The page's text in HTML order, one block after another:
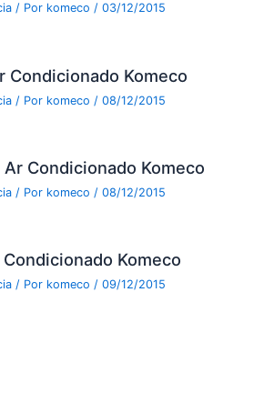
/ Por komeco/03/12/2015
Condicionado Komeco
/ Por komeco /08/12/2015
Condicionado Komeco
/ Por komeco /08/12/2015
Komeco
/ Por komeco/09/12/2015